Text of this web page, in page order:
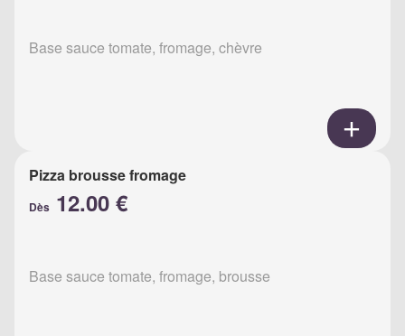
Base sauce tomate, fromage, chèvre
Pizza brousse fromage
Dès 12.00 €
Base sauce tomate, fromage, brousse